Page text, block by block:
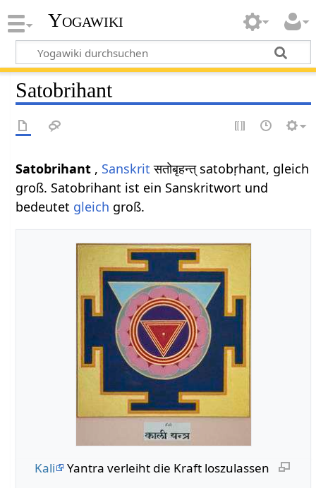
Yogawiki
Satobrihant
Satobrihant , Sanskrit सतोबृहन्त् satobṛhant, gleich
groß. Satobrihant ist ein Sanskritwort und
bedeutet gleich groß.
Kali Yantra verleiht die Kraft loszulassen